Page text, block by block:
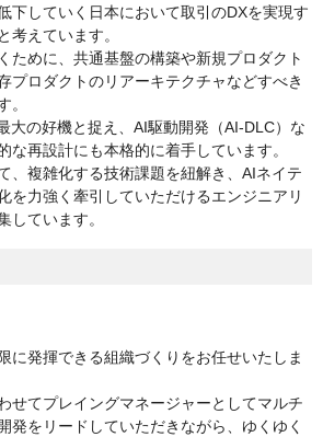
下していく日本において取引のDXを実現す
考えています。
ために、共通基盤の構築や新規プロダクト
プロダクトのリアーキテクチャなどすべき
。
大の好機と捉え、AI駆動開発（AI-DLC）な
な再設計にも本格的に着手しています。
、複雑化する技術課題を紐解き、AIネイテ
を力強く牽引していただけるエンジニアリ
しています。
に発揮できる組織づくりをお任せいたしま
せてプレイングマネージャーとしてマルチ
発をリードしていただきながら、ゆくゆく